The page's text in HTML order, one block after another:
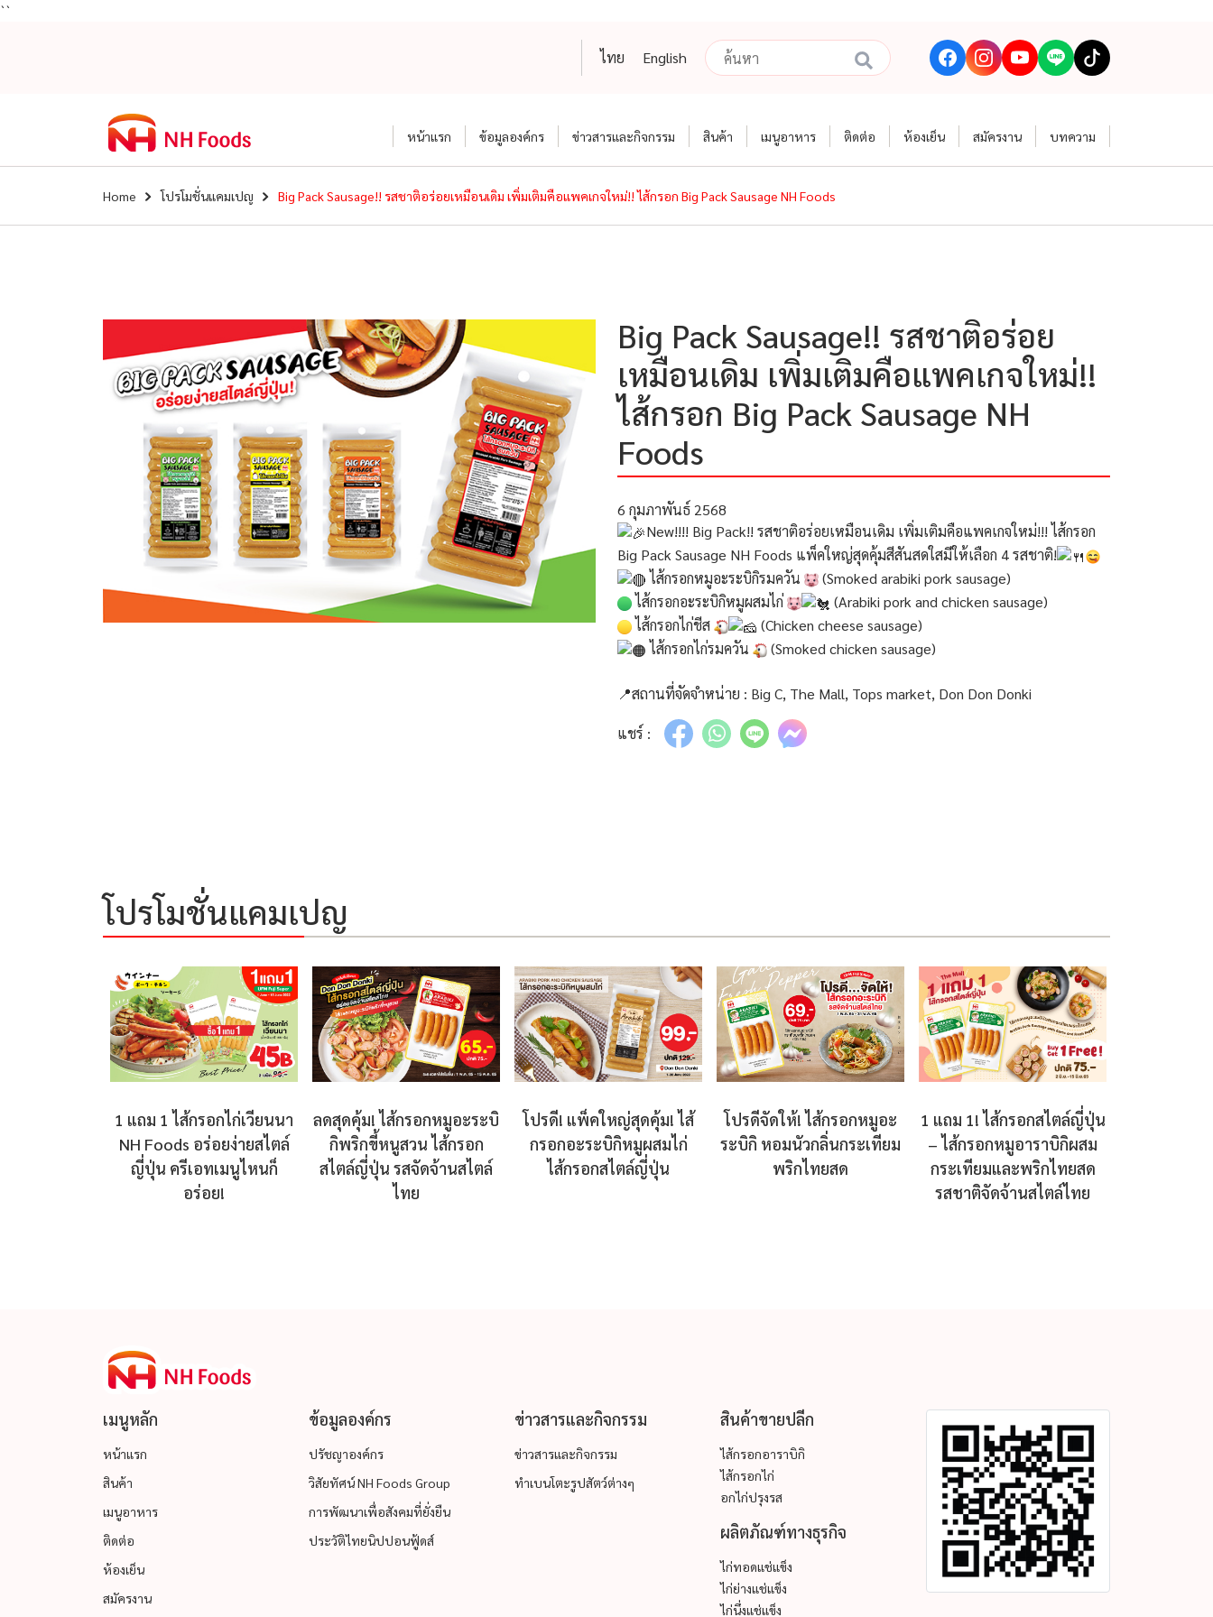
``
ไทย English
หน้าแรก ข้อมูลองค์กร ข่าวสารและกิจกรรม สินค้า เมนูอาหาร ติดต่อ ห้องเย็น สมัครงาน บทความ
Home โปรโมชั่นแคมเปญ Big Pack Sausage!! รสชาติอร่อยเหมือนเดิม เพิ่มเติมคือแพคเกจใหม่!! ไส้กรอก Big Pack Sausage NH Foods
Big Pack Sausage!! รสชาติอร่อย
เหมือนเดิม เพิ่มเติมคือแพคเกจใหม่!!
ไส้กรอก Big Pack Sausage NH
Foods
6 กุมภาพันธ์ 2568
New!!!! Big Pack!! รสชาติอร่อยเหมือนเดิม เพิ่มเติมคือแพคเกจใหม่!!! ไส้กรอก
Big Pack Sausage NH Foods แพ็คใหญ่สุดคุ้มสีสันสดใสมีให้เลือก 4 รสชาติ!
ไส้กรอกหมูอะระบิกิรมควัน
(Smoked arabiki pork sausage)
ไส้กรอกอะระบิกิหมูผสมไก่
(Arabiki pork and chicken sausage)
ไส้กรอกไก่ชีส
(Chicken cheese sausage)
ไส้กรอกไก่รมควัน
(Smoked chicken sausage)
📍สถานที่จัดจำหน่าย : Big C, The Mall, Tops market, Don Don Donki
แชร์ :
โปรโมชั่นแคมเปญ
1 แถม 1 ไส้กรอกไก่เวียนนา
NH Foods อร่อยง่ายสไตล์
ญี่ปุ่น ครีเอทเมนูไหนก็
อร่อย!
ลดสุดคุ้ม! ไส้กรอกหมูอะระบิ
กิพริกขี้หนูสวน ไส้กรอก
สไตล์ญี่ปุ่น รสจัดจ้านสไตล์
ไทย
โปรดี! แพ็คใหญ่สุดคุ้ม! ไส้
กรอกอะระบิกิหมูผสมไก่
ไส้กรอกสไตล์ญี่ปุ่น
โปรดีจัดให้! ไส้กรอกหมูอะ
ระบิกิ หอมนัวกลิ่นกระเทียม
พริกไทยสด
1 แถม 1! ไส้กรอกสไตล์ญี่ปุ่น
– ไส้กรอกหมูอาราบิกิผสม
กระเทียมและพริกไทยสด
รสชาติจัดจ้านสไตล์ไทย
เมนูหลัก
หน้าแรก
สินค้า
เมนูอาหาร
ติดต่อ
ห้องเย็น
สมัครงาน
ข้อมูลองค์กร
ปรัชญาองค์กร
วิสัยทัศน์ NH Foods Group
การพัฒนาเพื่อสังคมที่ยั่งยืน
ประวัติไทยนิปปอนฟู้ดส์
ข่าวสารและกิจกรรม
ข่าวสารและกิจกรรม
ทำเบนโตะรูปสัตว์ต่างๆ
สินค้าขายปลีก
ไส้กรอกอาราบิกิ
ไส้กรอกไก่
อกไก่ปรุงรส
ผลิตภัณฑ์ทางธุรกิจ
ไก่ทอดแช่แข็ง
ไก่ย่างแช่แข็ง
ไก่นึ่งแช่แข็ง